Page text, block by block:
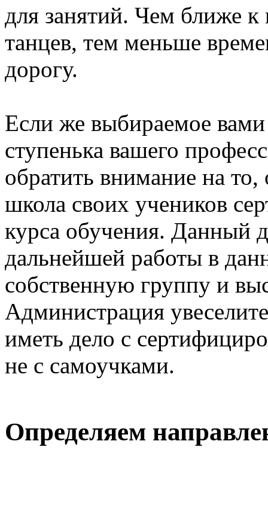
для занятий. Чем ближе
танцев, тем меньше
дорогу.
Если же выбираемое вами
ступенька вашего
обратить внимание на то,
школа своих учеников
курса обучения. Данный
дальнейшей работы в
собственную группу и
Администрация
иметь дело с
не с самоучками.
Определяем